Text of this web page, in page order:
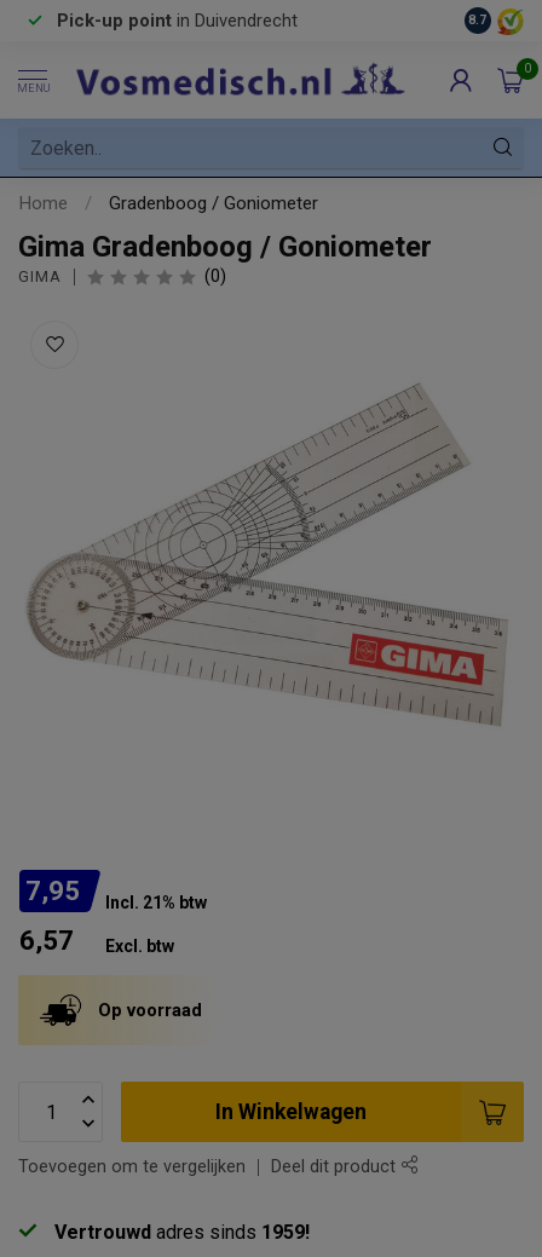
Pick-up point in Duivendrecht 8.7
MENU
0
Home / Gradenboog / Goniometer
Gima Gradenboog / Goniometer
GIMA (0)
7,95 Incl. 21% btw
6,57 Excl. btw
Op voorraad
In Winkelwagen
Toevoegen om te vergelijken Deel dit product
Vertrouwd adres sinds 1959!